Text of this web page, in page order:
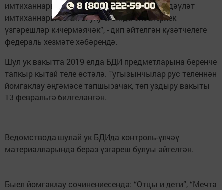
имтиханнары һәм тугызынчылар өчен төп дәүләт
имтиханнары быелгы уку елында сизелерлек
үзгәрешләр кичермәячәк”, - дип әйтелгән күзәтчелеге
федераль хезмәте хәбәрендә.
Шул ук вакытта 2019 елда БДИ предметларына беренче
тапкыр кытай теле өстәлә. Тугызынчылар рус теленнән
йомгаклау әңгәмәсе тапшырачак, төп уздыру вакыты
13 февральгә билгеләнгән.
Ведомствода шулай ук БДИда контроль-үлчәү
материалларында бераз үзгәреш булуы әйтелгән.
Быел йомгаклау сочинениесендә: “Отцы и дети”, “Мечта